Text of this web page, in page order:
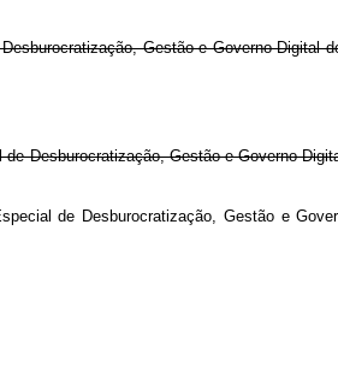
Gestão e Governo Digital
Desburocratização, Gestão e Governo
de Desburocratização, Gestão e